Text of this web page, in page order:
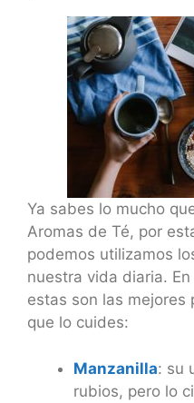
Ya sabes lo mucho
Aromas de Té, por
podemos utilizamos
nuestra vida diaria.
estas son las mejores
que lo cuides:
Manzanilla: su
rubios, pero lo